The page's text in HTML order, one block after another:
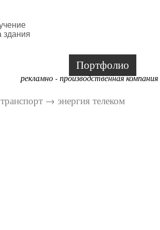
рекламно - производственная компания
Портфолио
транспорт → энергия телеком